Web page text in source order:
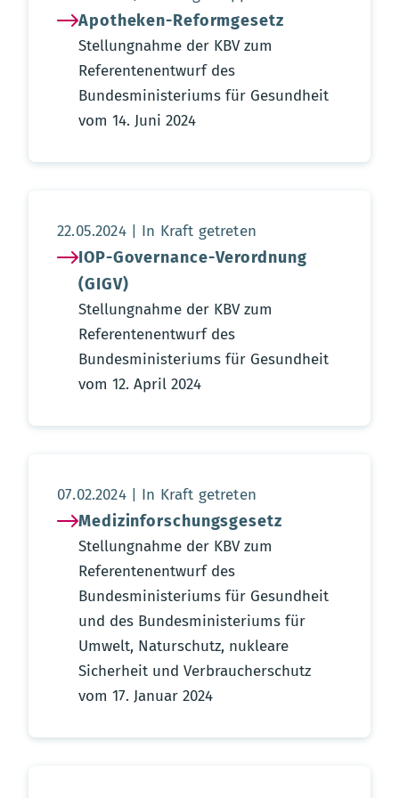
Apotheken-Reformgesetz
Stellungnahme der KBV zum
Referentenentwurf des
Bundesministeriums für Gesundheit
vom 14. Juni 2024
Aktualisierungsdatum:
22.05.2024 In Kraft getreten
IOP-Governance-Verordnung
(GIGV)
Stellungnahme der KBV zum
Referentenentwurf des
Bundesministeriums für Gesundheit
vom 12. April 2024
Aktualisierungsdatum:
07.02.2024 In Kraft getreten
Medizinforschungsgesetz
Stellungnahme der KBV zum
Referentenentwurf des
Bundesministeriums für Gesundheit
und des Bundesministeriums für
Umwelt, Naturschutz, nukleare
Sicherheit und Verbraucherschutz
vom 17. Januar 2024